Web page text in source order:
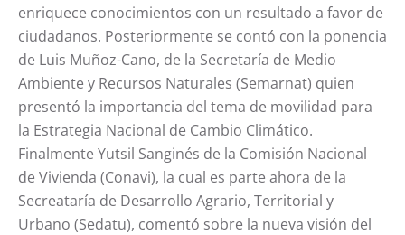
enriquece conocimientos con un resultado a favor de
ciudadanos. Posteriormente se contó con la ponencia
de Luis Muñoz-Cano, de la Secretaría de Medio
Ambiente y Recursos Naturales (Semarnat) quien
presentó la importancia del tema de movilidad para
la Estrategia Nacional de Cambio Climático.
Finalmente Yutsil Sanginés de la Comisión Nacional
de Vivienda (Conavi), la cual es parte ahora de la
Secreataría de Desarrollo Agrario, Territorial y
Urbano (Sedatu), comentó sobre la nueva visión del